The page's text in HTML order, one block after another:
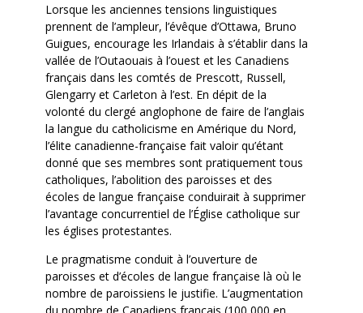
Lorsque les anciennes tensions linguistiques
prennent de l’ampleur, l’évêque d’Ottawa, Bruno
Guigues, encourage les Irlandais à s’établir dans la
vallée de l’Outaouais à l’ouest et les Canadiens
français dans les comtés de Prescott, Russell,
Glengarry et Carleton à l’est. En dépit de la
volonté du clergé anglophone de faire de l’anglais
la langue du catholicisme en Amérique du Nord,
l’élite canadienne-française fait valoir qu’étant
donné que ses membres sont pratiquement tous
catholiques, l’abolition des paroisses et des
écoles de langue française conduirait à supprimer
l’avantage concurrentiel de l’Église catholique sur
les églises protestantes.
Le pragmatisme conduit à l’ouverture de
paroisses et d’écoles de langue française là où le
nombre de paroissiens le justifie. L’augmentation
du nombre de Canadiens français (100 000 en